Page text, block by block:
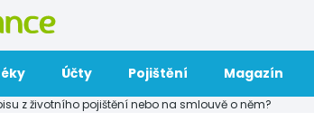
Účty Pojištění Magazín
z životního pojištění nebo na smlouvě o něm?